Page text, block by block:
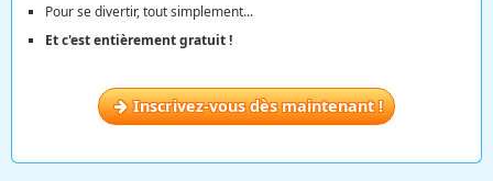
Pour se divertir, tout simplement...
Et c'est entièrement gratuit !
Inscrivez-vous dès maintenant !